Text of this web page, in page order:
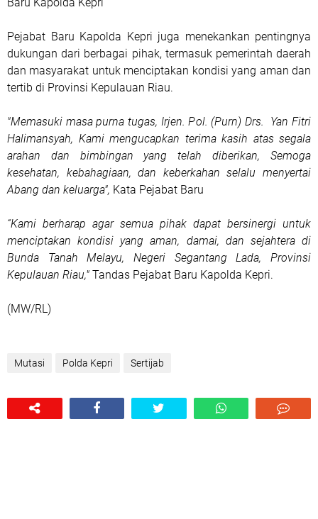
Pejabat Baru Kapolda Kepri juga menekankan pentingnya
dukungan dari berbagai pihak, termasuk pemerintah daerah
dan masyarakat untuk menciptakan kondisi yang aman dan
tertib di Provinsi Kepulauan Riau.
"Memasuki masa purna tugas, Irjen. Pol. (Purn) Drs. Yan Fitri
Halimansyah, Kami mengucapkan terima kasih atas segala
arahan dan bimbingan yang telah diberikan, Semoga
kesehatan, kebahagiaan, dan keberkahan selalu menyertai
Abang dan keluarga", Kata Pejabat Baru
“Kami berharap agar semua pihak dapat bersinergi untuk
menciptakan kondisi yang aman, damai, dan sejahtera di
Bunda Tanah Melayu, Negeri Segantang Lada, Provinsi
Kepulauan Riau," Tandas Pejabat Baru Kapolda Kepri.
(MW/RL)
Mutasi Polda Kepri Sertijab